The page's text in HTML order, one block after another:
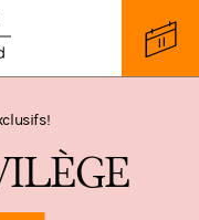
ILÈGE